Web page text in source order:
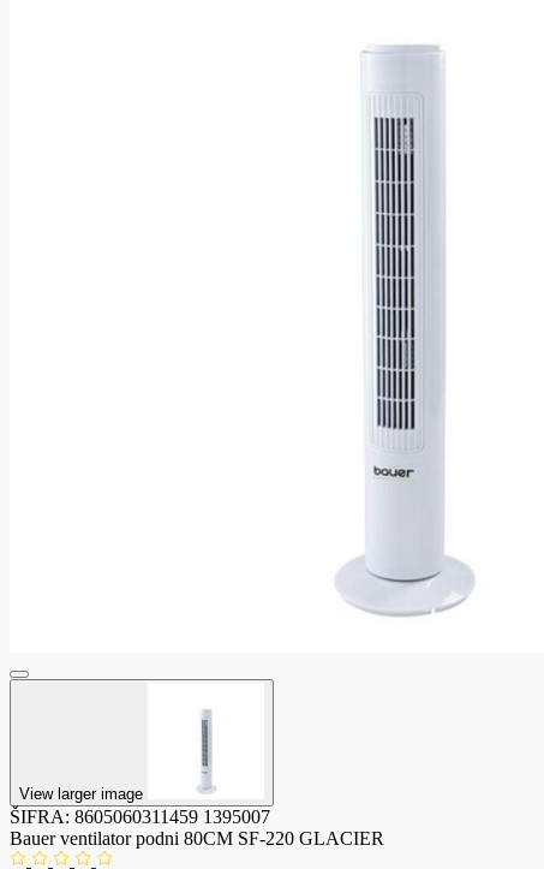
View larger image
ŠIFRA: 8605060311459 1395007
Bauer ventilator podni 80CM SF-220 GLACIER